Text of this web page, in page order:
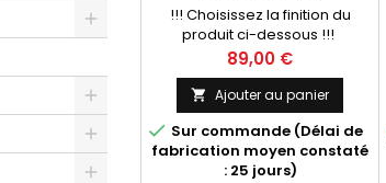
!!! Choisissez la finition du
produit ci-dessous !!!
Prix
89,00 €
 Ajouter au panier
 Sur commande (Délai de
fabrication moyen constaté
: 25 jours)